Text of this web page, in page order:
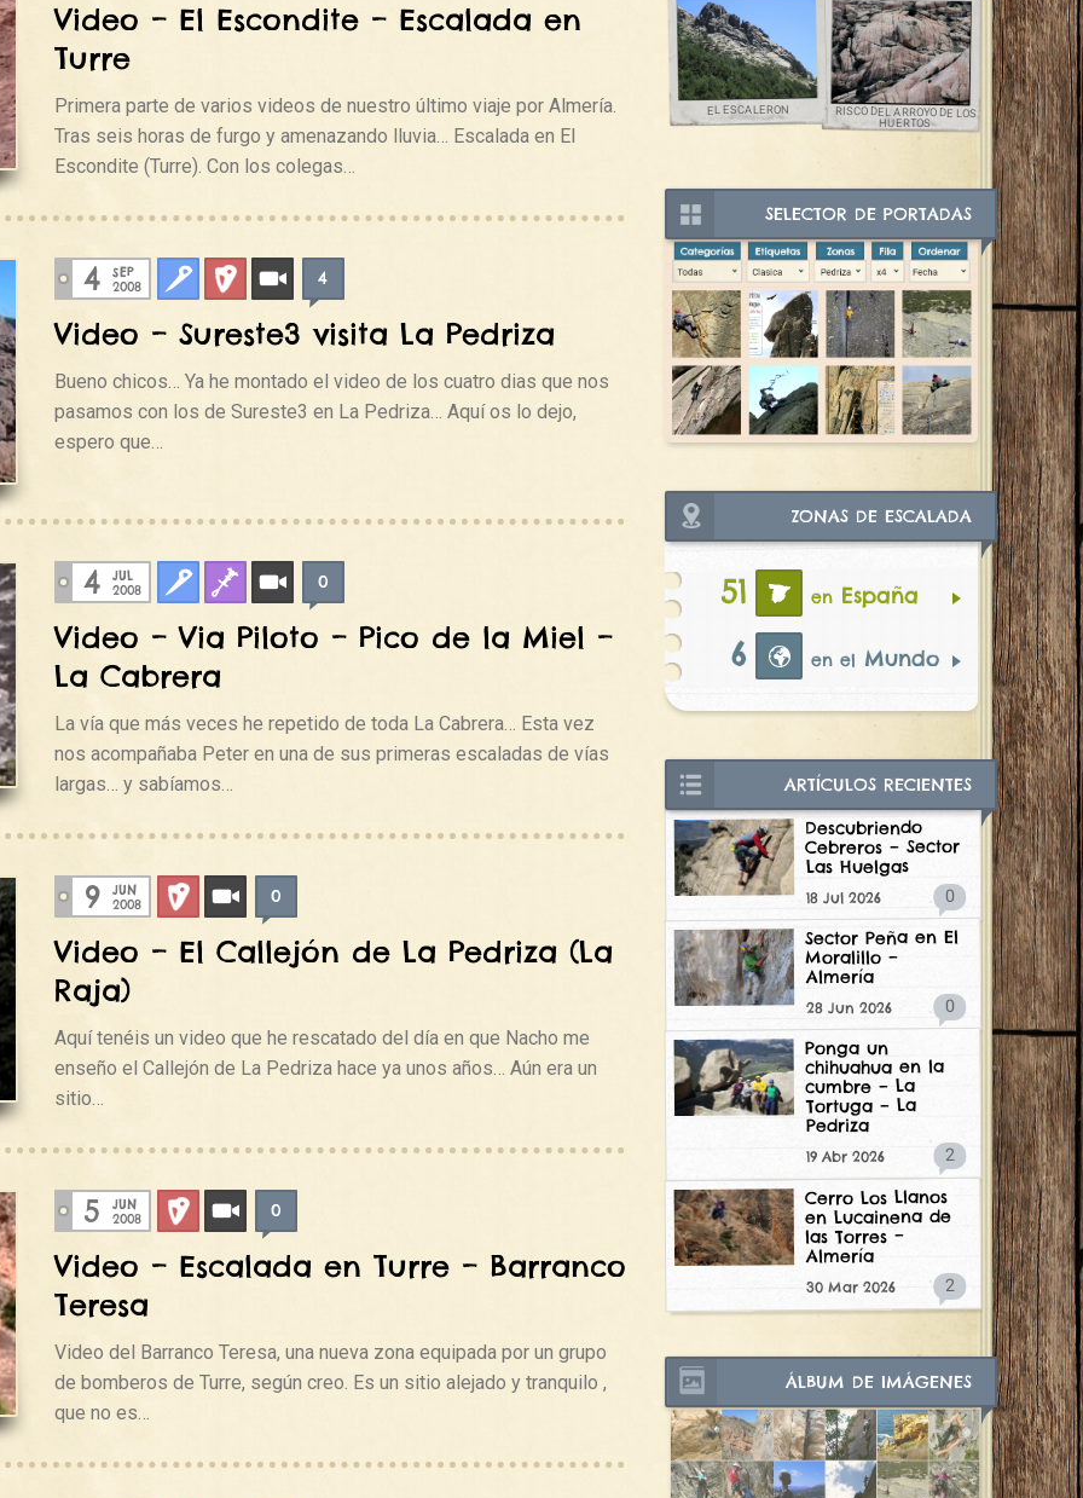
Video – El Escondite – Escalada en
Turre
Primera parte de varios videos de nuestro último viaje por Almería.
Tras seis horas de furgo y amenazando lluvia… Escalada en El
Escondite (Turre). Con los colegas…
ClasicaDeportivaVideos
4 SEP
2008 4
Video – Sureste3 visita La Pedriza
Bueno chicos… Ya he montado el video de los cuatro dias que nos
pasamos con los de Sureste3 en La Pedriza… Aquí os lo dejo,
espero que…
ClasicaFisurasVideos
4 JUL
2008 0
Video – Via Piloto – Pico de la Miel –
La Cabrera
La vía que más veces he repetido de toda La Cabrera… Esta vez
nos acompañaba Peter en una de sus primeras escaladas de vías
largas… y sabíamos…
DeportivaVideos
9 JUN
2008 0
Video – El Callejón de La Pedriza (La
Raja)
Aquí tenéis un video que he rescatado del día en que Nacho me
enseño el Callejón de La Pedriza hace ya unos años… Aún era un
sitio…
DeportivaVideos
5 JUN
2008 0
Video – Escalada en Turre – Barranco
Teresa
Video del Barranco Teresa, una nueva zona equipada por un grupo
de bomberos de Turre, según creo. Es un sitio alejado y tranquilo ,
que no es…
EL ESCALERON RISCO DEL ARROYO DE LOS
HUERTOS
SELECTOR DE PORTADAS
ZONAS DE ESCALADA
51 en España
6 en el Mundo
ARTÍCULOS RECIENTES
Descubriendo
Cebreros – Sector
Las Huelgas
18 Jul 2026 0
Sector Peña en El
Moralillo –
Almería
28 Jun 2026 0
Ponga un
chihuahua en la
cumbre – La
Tortuga – La
Pedriza
19 Abr 2026 2
Cerro Los Llanos
en Lucainena de
las Torres –
Almería
30 Mar 2026 2
ÁLBUM DE IMÁGENES